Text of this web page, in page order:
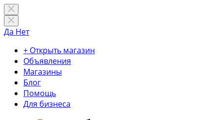
Да Нет
+ Открыть магазин
Объявления
Магазины
Блог
Помощь
Для бизнеса